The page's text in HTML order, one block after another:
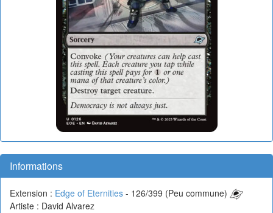
Informations
Extension : Edge of Eternities - 126/399 (Peu commune)
Artiste : David Alvarez